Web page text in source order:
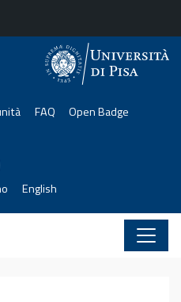
FAQ
Open Badge
English